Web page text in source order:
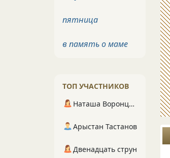
пятница
в память о маме
ТОП УЧАСТНИКОВ
Наташа Воронцова
Арыстан Тастанов
Двенадцать струн